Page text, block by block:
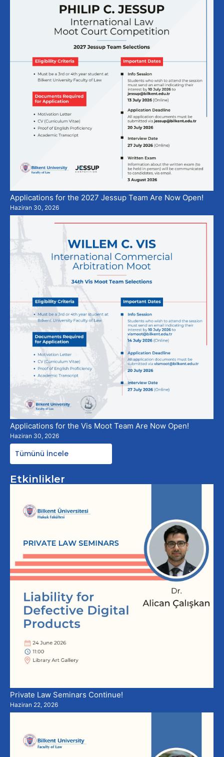
Applications for the 2027 Jessup Team Are Now Open!
Haziran 30, 2026
Applications for the Vis Moot Team Are Now Open!
Haziran 30, 2026
Tümünü İncele
Etkinlikler
Private Law Seminars Continue!
Haziran 22, 2026